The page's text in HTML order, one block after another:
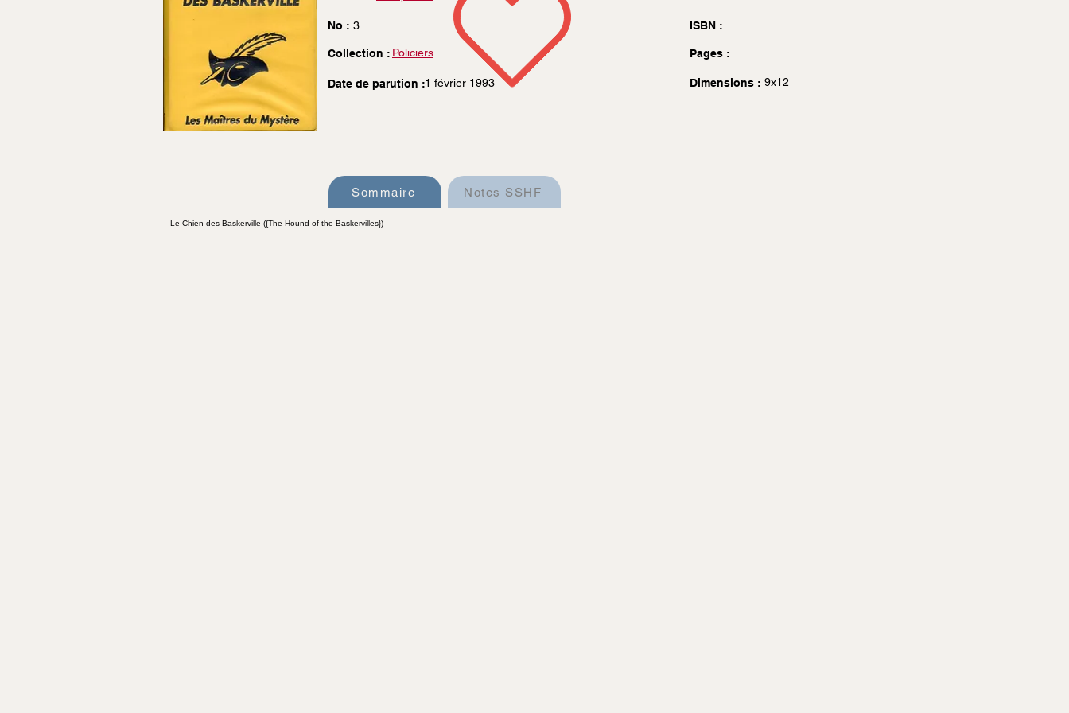
No : 3
Collection : Policiers
Date de parution :1 février 1993
ISBN :
Pages :
Dimensions : 9x12
Sommaire Notes SSHF
- Le Chien des Baskerville ({The Hound of the Baskervilles})